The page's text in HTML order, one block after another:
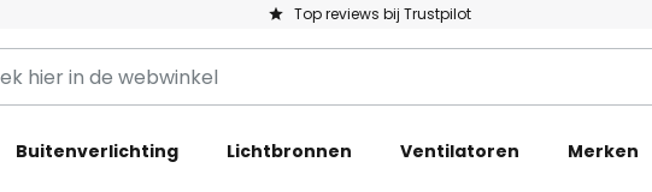
Top reviews bij Trustpilot
Buitenverlichting Lichtbronnen Ventilatoren Merken